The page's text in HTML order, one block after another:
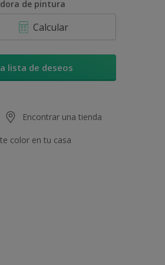
de pintura
Calcular
lista de deseos
Encontrar una tienda
color en tu casa